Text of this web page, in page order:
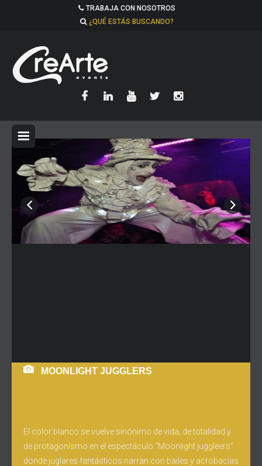
TRABAJA CON NOSOTROS
¿QUÉ ESTÁS BUSCANDO?
MOONLIGHT JUGGLERS
El color blanco se vuelve sinónimo de vida, de totalidad y
de protagonismo en el espectáculo “Moonlight juggleers”
donde juglares fantásticos narran con bailes y acrobacias